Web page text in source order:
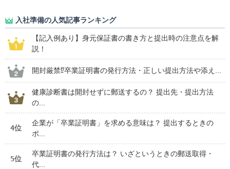
入社準備の人気記事ランキング
【記入例あり】身元保証書の書き方と提出時の注意点を解
説！
開封厳禁⁉卒業証明書の発行方法・正しい提出方法や添え...
健康診断書は開封せずに郵送するの？ 提出先・提出方法
の...
4位
企業が「卒業証明書」を求める意味は？ 提出するときの
ポ...
5位
卒業証明書の発行方法は？ いざというときの郵送取得・
代...